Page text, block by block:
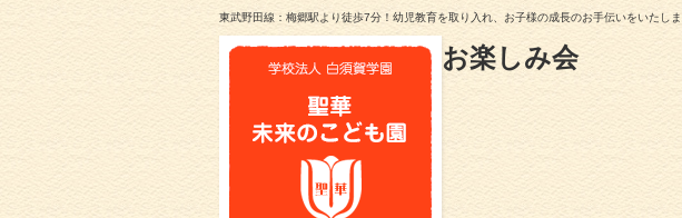
東武野田線：梅郷駅より徒歩7分！幼児教育を取り入れ、お子様の成長のお手伝いをいたしま
お楽しみ会